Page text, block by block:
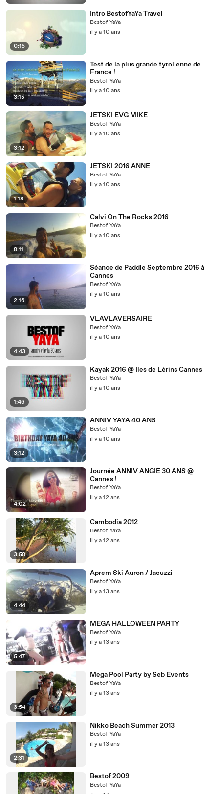
0:15
Intro BestofYaYa Travel
Bestof YaYa
il y a 10 ans
3:15
Test de la plus grande tyrolienne de
France !
Bestof YaYa
il y a 10 ans
3:12
JETSKI EVG MIKE
Bestof YaYa
il y a 10 ans
1:19
JETSKI 2016 ANNE
Bestof YaYa
il y a 10 ans
8:11
Calvi On The Rocks 2016
Bestof YaYa
il y a 10 ans
2:16
Séance de Paddle Septembre 2016 à
Cannes
Bestof YaYa
il y a 10 ans
4:43
VLAVLAVERSAIRE
Bestof YaYa
il y a 10 ans
1:46
Kayak 2016 @ Iles de Lérins Cannes
Bestof YaYa
il y a 10 ans
3:12
ANNIV YAYA 40 ANS
Bestof YaYa
il y a 10 ans
4:02
Journée ANNIV ANGIE 30 ANS @
Cannes !
Bestof YaYa
il y a 12 ans
3:58
Cambodia 2012
Bestof YaYa
il y a 12 ans
4:44
Aprem Ski Auron / Jacuzzi
Bestof YaYa
il y a 13 ans
5:47
MEGA HALLOWEEN PARTY
Bestof YaYa
il y a 13 ans
3:54
Mega Pool Party by Seb Events
Bestof YaYa
il y a 13 ans
2:31
Nikko Beach Summer 2013
Bestof YaYa
il y a 13 ans
Bestof 2009
Bestof YaYa